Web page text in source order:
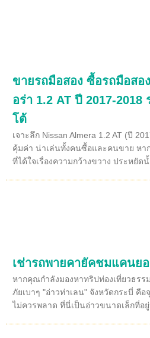
ขายรถมือสอง ซื้อรถมือสอ
อร่า 1.2 AT ปี 2017-2018
โต้
เจาะลึก Nissan Almera 1.2 AT (ปี
คุ้มค่า น่าเล่นทั้งคนซื้อและคนขาย หา
ที่ได้ใจเรื่องความกว้างขวาง ประหยัด
เช่ารถพายคายัคชมแคนย
หากคุณกำลังมองหาทริปท่องเที่ยวธร
ภัยเบาๆ "อ่าวท่าเลน" จังหวัดกระบี่ คื
ไม่ควรพลาด ที่นี่เป็นอ่าวขนาดเล็กที่อยู่